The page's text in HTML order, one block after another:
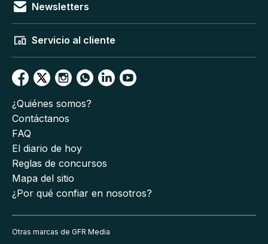
Newsletters
Servicio al cliente
¿Quiénes somos?
Contáctanos
FAQ
El diario de hoy
Reglas de concursos
Mapa del sitio
¿Por qué confiar en nosotros?
Otras marcas de GFR Media